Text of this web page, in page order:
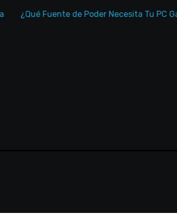
¿Qué Fuente de Poder Necesita Tu PC